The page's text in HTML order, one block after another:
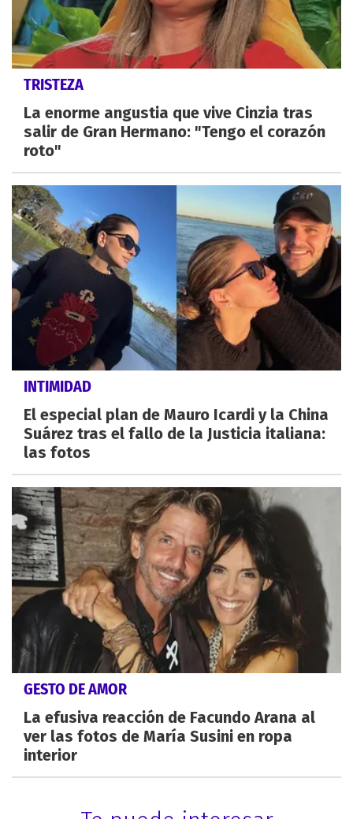
TRISTEZA
La enorme angustia que vive Cinzia tras
salir de Gran Hermano: "Tengo el corazón
roto"
INTIMIDAD
El especial plan de Mauro Icardi y la China
Suárez tras el fallo de la Justicia italiana:
las fotos
GESTO DE AMOR
La efusiva reacción de Facundo Arana al
ver las fotos de María Susini en ropa
interior